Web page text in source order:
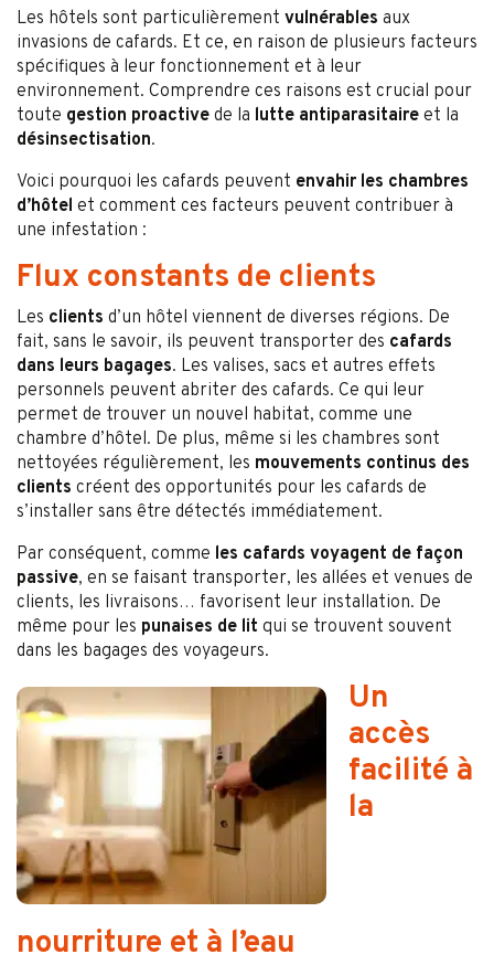
Les hôtels sont particulièrement vulnérables aux
invasions de cafards. Et ce, en raison de plusieurs facteurs
spécifiques à leur fonctionnement et à leur
environnement. Comprendre ces raisons est crucial pour
toute gestion proactive de la lutte antiparasitaire et la
désinsectisation.
Voici pourquoi les cafards peuvent envahir les chambres
d’hôtel et comment ces facteurs peuvent contribuer à
une infestation :
Flux constants de clients
Les clients d’un hôtel viennent de diverses régions. De
fait, sans le savoir, ils peuvent transporter des cafards
dans leurs bagages. Les valises, sacs et autres effets
personnels peuvent abriter des cafards. Ce qui leur
permet de trouver un nouvel habitat, comme une
chambre d’hôtel. De plus, même si les chambres sont
nettoyées régulièrement, les mouvements continus des
clients créent des opportunités pour les cafards de
s’installer sans être détectés immédiatement.
Par conséquent, comme les cafards voyagent de façon
passive, en se faisant transporter, les allées et venues de
clients, les livraisons… favorisent leur installation. De
même pour les punaises de lit qui se trouvent souvent
dans les bagages des voyageurs.
Un
accès
facilité à
la
nourriture et à l’eau